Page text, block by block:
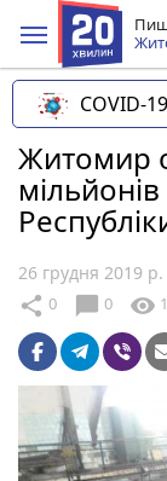
COVID-19
Житомир
26 грудня 2019 р.
share 0 chat_bubble 0 visibility